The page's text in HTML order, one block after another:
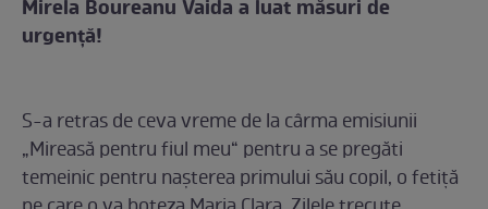
Mirela Boureanu Vaida a luat măsuri de
urgenţă!
S-a retras de ceva vreme de la cârma emisiunii
„Mireasă pentru fiul meu“ pentru a se pregăti
temeinic pentru naşterea primului său copil, o fetiţă